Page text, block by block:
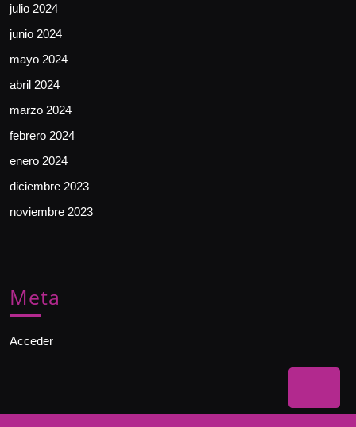
to
julio 2024
junio 2024
mayo 2024
abril 2024
marzo 2024
febrero 2024
enero 2024
diciembre 2023
noviembre 2023
Meta
Acceder